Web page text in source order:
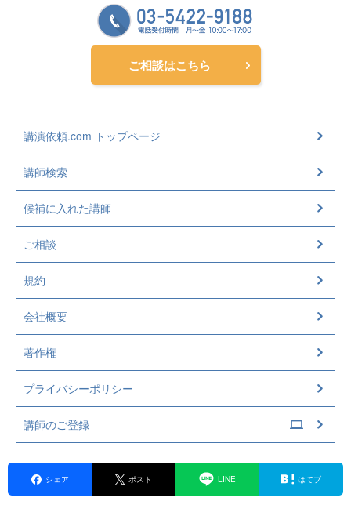
ご相談はこちら
講演依頼.com トップページ
講師検索
候補に入れた講師
ご相談
規約
会社概要
著作権
プライバシーポリシー
講師のご登録
シェア ポスト LINE はてブ